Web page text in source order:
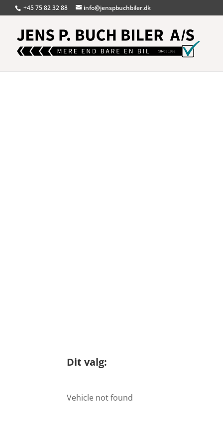
+45 75 82 32 88 info@jenspbuchbiler.dk
Dit valg:
Vehicle not found